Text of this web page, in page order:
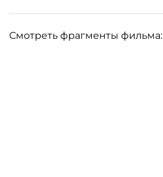
Смотреть фрагменты фильма: